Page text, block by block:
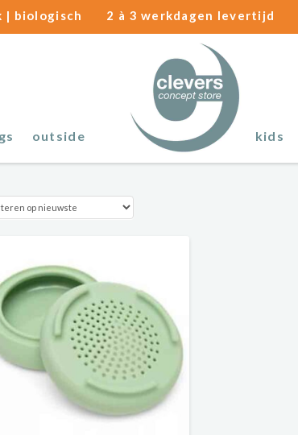
| biologisch 2 à 3 werkdagen levertijd
outside kids